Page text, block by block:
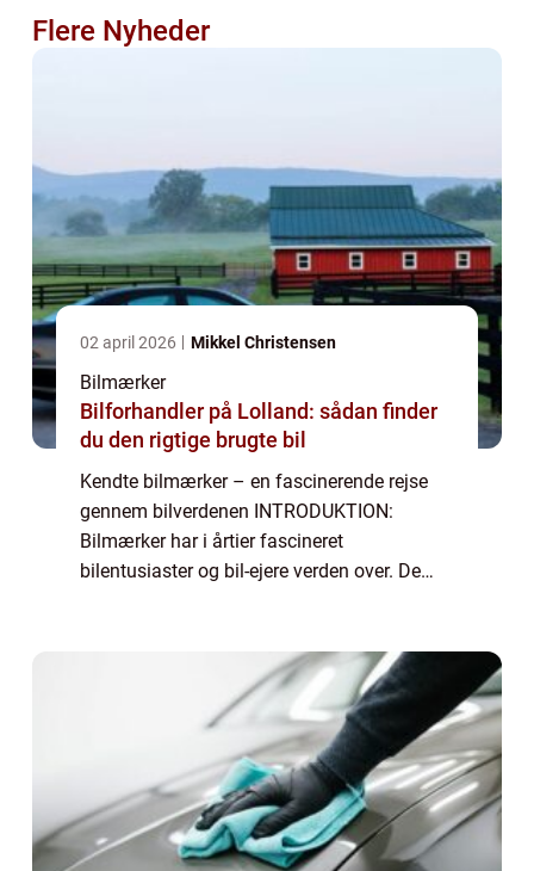
Flere Nyheder
02 april 2026 Mikkel Christensen
Bilmærker
Bilforhandler på Lolland: sådan finder
du den rigtige brugte bil
Kendte bilmærker – en fascinerende rejse
gennem bilverdenen INTRODUKTION:
Bilmærker har i årtier fascineret
bilentusiaster og bil-ejere verden over. De